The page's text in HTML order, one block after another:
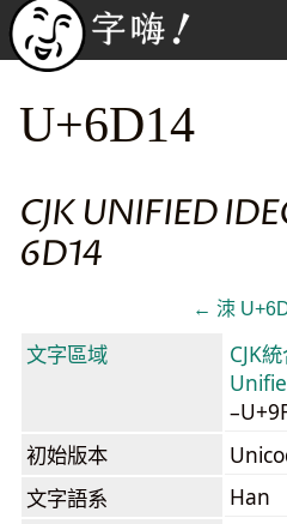
U+6D14
CJK UNIFIED
6D14
← 洓
文字區域
CJK
初始版本
文字語系
Han